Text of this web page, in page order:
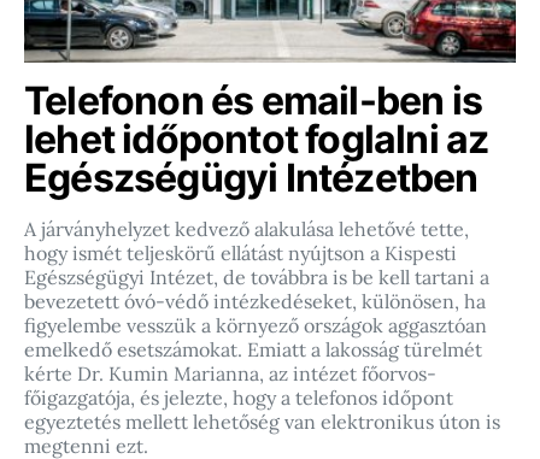
Telefonon és email-ben is
lehet időpontot foglalni az
Egészségügyi Intézetben
A járványhelyzet kedvező alakulása lehetővé tette,
hogy ismét teljeskörű ellátást nyújtson a Kispesti
Egészségügyi Intézet, de továbbra is be kell tartani a
bevezetett óvó-védő intézkedéseket, különösen, ha
figyelembe vesszük a környező országok aggasztóan
emelkedő esetszámokat. Emiatt a lakosság türelmét
kérte Dr. Kumin Marianna, az intézet főorvos-
főigazgatója, és jelezte, hogy a telefonos időpont
egyeztetés mellett lehetőség van elektronikus úton is
megtenni ezt.